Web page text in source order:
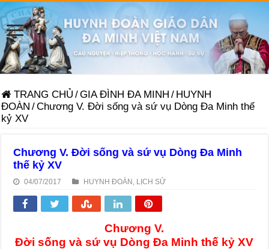
TRANG CHỦ /GIA ĐÌNH ĐA MINH / HUYNH
ĐOÀN /Chương V. Đời sống và sứ vụ Dòng Đa Minh thế
kỷ XV
Chương V. Đời sống và sứ vụ Dòng Đa Minh
thế kỷ XV
04/07/2017 HUYNH ĐOÀN LỊCH SỬ
Chương V.
Đời sống và sứ vụ Dòng Đa Minh thế kỷ XV